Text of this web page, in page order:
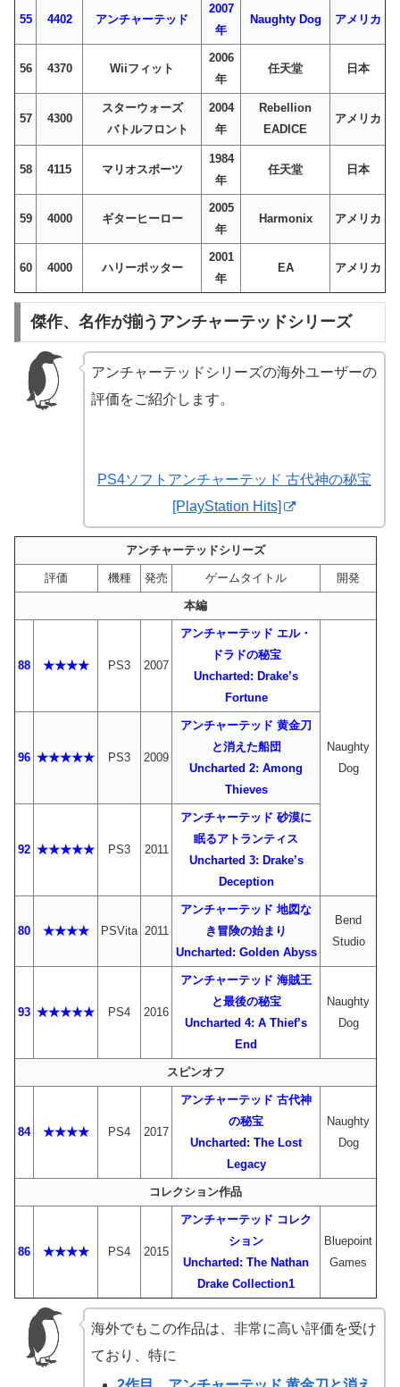
55 4402 アンチャーテッド
2007
年
Naughty Dog アメリカ
56 4370 Wiiフィット
2006
年
任天堂 日本
57 4300
スターウォーズ
バトルフロント
2004
年
Rebellion
EADICE
アメリカ
58 4115 マリオスポーツ
1984
年
任天堂 日本
59 4000 ギターヒーロー
2005
年
Harmonix アメリカ
60 4000 ハリーポッター
2001
年
EA アメリカ
傑作、名作が揃うアンチャーテッドシリーズ
アンチャーテッドシリーズの海外ユーザーの
評価をご紹介します。
PS4ソフトアンチャーテッド 古代神の秘宝
[PlayStation Hits]
アンチャーテッドシリーズ
評価 機種 発売 ゲームタイトル 開発
本編
88 ★★★★ PS3 2007
アンチャーテッド エル・
ドラドの秘宝
Uncharted: Drake’s
Fortune
Naughty
Dog
96 ★★★★★ PS3 2009
アンチャーテッド 黄金刀
と消えた船団
Uncharted 2: Among
Thieves
92 ★★★★★ PS3 2011
アンチャーテッド 砂漠に
眠るアトランティス
Uncharted 3: Drake’s
Deception
80 ★★★★ PSVita 2011
アンチャーテッド 地図な
き冒険の始まり
Uncharted: Golden Abyss
Bend
Studio
93 ★★★★★ PS4 2016
アンチャーテッド 海賊王
と最後の秘宝
Uncharted 4: A Thief’s
End
Naughty
Dog
スピンオフ
84 ★★★★ PS4 2017
アンチャーテッド 古代神
の秘宝
Uncharted: The Lost
Legacy
Naughty
Dog
コレクション作品
86 ★★★★ PS4 2015
アンチャーテッド コレク
ション
Uncharted: The Nathan
Drake Collection1
Bluepoint
Games
海外でもこの作品は、非常に高い評価を受け
ており、特に